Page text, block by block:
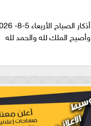
وأصبح الملك لله والحمد لله